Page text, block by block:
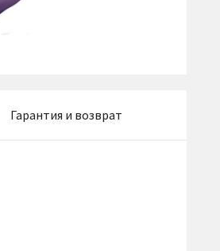
Гарантия и возврат